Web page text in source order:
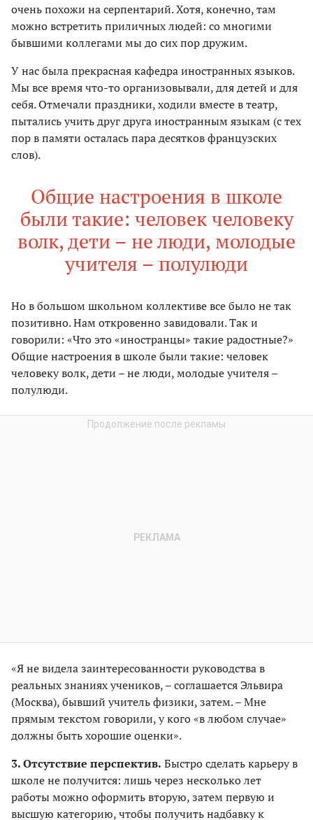
очень похожи на серпентарий. Хотя, конечно, там
можно встретить приличных людей: со многими
бывшими коллегами мы до сих пор дружим.
У нас была прекрасная кафедра иностранных языков.
Мы все время что-то организовывали, для детей и для
себя. Отмечали праздники, ходили вместе в театр,
пытались учить друг друга иностранным языкам (с тех
пор в памяти осталась пара десятков французских
слов).
Общие настроения в школе
были такие: человек человеку
волк, дети – не люди, молодые
учителя – полулюди
Но в большом школьном коллективе все было не так
позитивно. Нам откровенно завидовали. Так и
говорили: «Что это «иностранцы» такие радостные?»
Общие настроения в школе были такие: человек
человеку волк, дети – не люди, молодые учителя –
полулюди.
«Я не видела заинтересованности руководства в
реальных знаниях учеников, – соглашается Эльвира
(Москва), бывший учитель физики, затем. – Мне
прямым текстом говорили, у кого «в любом случае»
должны быть хорошие оценки».
3. Отсутствие перспектив. Быстро сделать карьеру в
школе не получится: лишь через несколько лет
работы можно оформить вторую, затем первую и
высшую категорию, чтобы получить надбавку к